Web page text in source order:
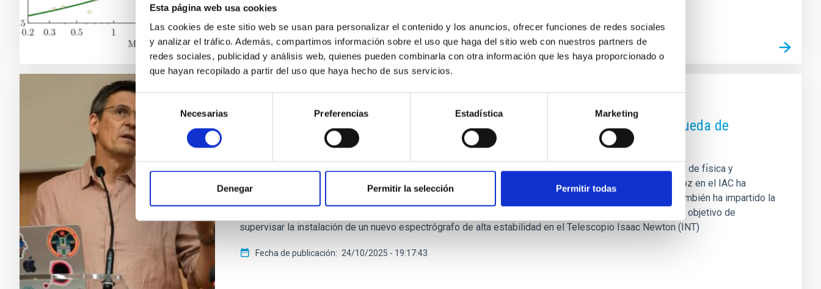
Esta página web usa cookies
Las cookies de este sitio web se usan para personalizar el contenido y los anuncios, ofrecer funciones de redes sociales
y analizar el tráfico. Además, compartimos información sobre el uso que haga del sitio web con nuestros partners de
redes sociales, publicidad y análisis web, quienes pueden combinarla con otra información que les haya proporcionado o
que hayan recopilado a partir del uso que haya hecho de sus servicios.
de
consentimiento
Necesarias Preferencias Estadística Marketing
Denegar Permitir la selección Permitir todas
El nobel Didier Queloz visita el IAC y traza la "próxima frontera" de la búsqueda de
El Instituto de Astrofı́sica de Canarias (IAC) ha acogido la visita del profesor Didier Queloz, premio nobel de fı́sica y
codescubridor del primer exoplaneta que orbita una estrella similar al Sol. La estancia del profesor Queloz en el IAC ha
estado centrada en el desarrollo instrumental y la colaboración tecnológica. Como parte de su agenda, también ha impartido la
conferencia “Exoplanetas: la próxima frontera” en el Aula del IAC. El investigador ha visitado el IAC con el objetivo de
supervisar la instalación de un nuevo espectrógrafo de alta estabilidad en el Telescopio Isaac Newton (INT)
Fecha de publicación 24/10/2025 - 19:17:43